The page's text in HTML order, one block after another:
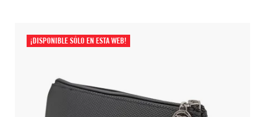
¡DISPONIBLE SÓLO EN ESTA WEB!